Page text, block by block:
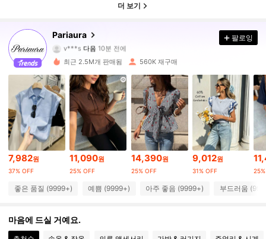
더 보기
Pariaura
v***s 다음 10분 전에
s***1 가 탐색 중입니다
4.84
429K 팔로워
4.84 429K 팔로워
4.84 429K 팔로워
4.84 429K 팔로워
팔로잉
최근 2.5M개 판매됨 560K 재구매
7,982원
37% OFF
11,090원
25% OFF
14,390원
25% OFF
9,012원
31% OFF
좋은 품질 (9999+) 예쁨 (9999+) 아주 좋음 (9999+) 부드러움
마음에 드실 거예요.